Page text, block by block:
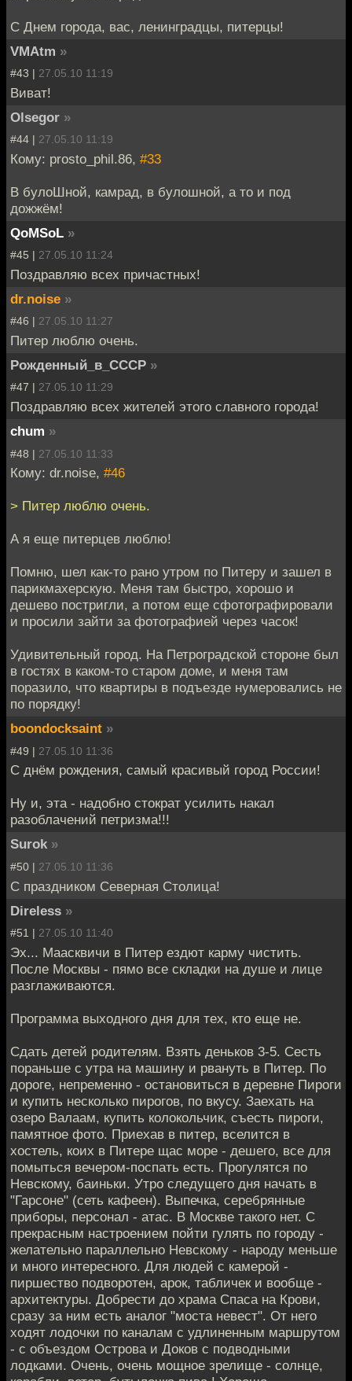
С Днем города, вас, ленинградцы, питерцы!
VMAtm »
#43 | 27.05.10 11:19
Виват!
Olsegor »
#44 | 27.05.10 11:19
Кому: prosto_phil.86, #33
В булоШной, камрад, в булошной, а то и под
дожжём!
QoMSoL »
#45 | 27.05.10 11:24
Поздравляю всех причастных!
dr.noise »
#46 | 27.05.10 11:27
Питер люблю очень.
Рожденный_в_СССР »
#47 | 27.05.10 11:29
Поздравляю всех жителей этого славного города!
chum »
#48 | 27.05.10 11:33
Кому: dr.noise, #46
> Питер люблю очень.
А я еще питерцев люблю!
Помню, шел как-то рано утром по Питеру и зашел в
парикмахерскую. Меня там быстро, хорошо и
дешево постригли, а потом еще сфотографировали
и просили зайти за фотографией через часок!
Удивительный город. На Петроградской стороне был
в гостях в каком-то старом доме, и меня там
поразило, что квартиры в подъезде нумеровались не
по порядку!
boondocksaint »
#49 | 27.05.10 11:36
С днём рождения, самый красивый город России!
Ну и, эта - надобно стократ усилить накал
разоблачений петризма!!!
Surok »
#50 | 27.05.10 11:36
С праздником Северная Столица!
Direless »
#51 | 27.05.10 11:40
Эх... Маасквичи в Питер ездют карму чистить.
После Москвы - пямо все складки на душе и лице
разглаживаются.
Программа выходного дня для тех, кто еще не.
Сдать детей родителям. Взять деньков 3-5. Сесть
пораньше с утра на машину и рвануть в Питер. По
дороге, непременно - остановиться в деревне Пироги
и купить несколько пирогов, по вкусу. Заехать на
озеро Валаам, купить колокольчик, съесть пироги,
памятное фото. Приехав в питер, вселится в
хостель, коих в Питере щас море - дешего, все для
помыться вечером-поспать есть. Прогулятся по
Невскому, баиньки. Утро следущего дня начать в
"Гарсоне" (сеть кафеен). Выпечка, серебрянные
приборы, персонал - атас. В Москве такого нет. С
прекрасным настроением пойти гулять по городу -
желательно параллельно Невскому - народу меньше
и много интересного. Для людей с камерой -
пиршество подворотен, арок, табличек и вообще -
архитектуры. Добрести до храма Спаса на Крови,
сразу за ним есть аналог "моста невест". От него
ходят лодочки по каналам с удлиненным маршрутом
- с объездом Острова и Доков с подводными
лодками. Очень, очень мощное зрелище - солнце,